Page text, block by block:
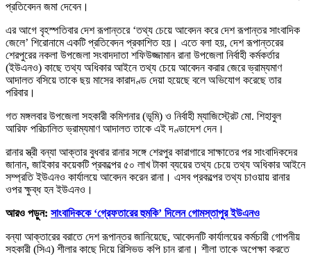
প্রতিবেদন জমা দেবেন।
এর আগে বৃহস্পতিবার দেশ রূপান্তরে ‌‘তথ্য চেয়ে আবেদন করে দেশ রূপান্তর সাংবাদিক
জেলে’ শিরোনামে একটি প্রতিবেদন প্রকাশিত হয়। এতে বলা হয়, দেশ রূপান্তরের
শেরপুরের নকলা উপজেলা সংবাদদাতা শফিউজ্জামান রানা উপজেলা নির্বাহী কর্মকর্তার
(ইউএনও) কাছে তথ্য অধিকার আইনে তথ্য চেয়ে আবেদন করার জেরে ভ্রাম্যমাণ
আদালত বসিয়ে তাকে ছয় মাসের কারাদণ্ড দেয়া হয়েছে বলে অভিযোগ করেছে তার
পরিবার।
গত মঙ্গলবার উপজেলা সহকারী কমিশনার (ভূমি) ও নির্বাহী ম্যাজিস্ট্রেট মো. শিহাবুল
আরিফ পরিচালিত ভ্রাম্যমাণ আদালত তাকে এই দণ্ডাদেশ দেন।
রানার স্ত্রী বন্যা আক্তার বুধবার রানার সঙ্গে শেরপুর কারাগারে সাক্ষাতের পর সাংবাদিকদের
জানান, জাইকার কয়েকটি প্রকল্পের ৫০ লাখ টাকা ব্যয়ের তথ্য চেয়ে তথ্য অধিকার আইনে
সম্প্রতি ইউএনও কার্যালয়ে আবেদন করেন রানা। এসব প্রকল্পের তথ্য চাওয়ায় রানার
ওপর ক্ষুব্ধ হন ইউএনও।
আরও পড়ুন: সাংবাদিককে ‘গ্রেফতারের হুমকি’ দিলেন গোমস্তাপুর ইউএনও
বন্যা আক্তারের বরাতে দেশ রূপান্তর জানিয়েছে, আবেদনটি কার্যালয়ের কর্মচারী গোপনীয়
সহকারী (সিএ) শীলার কাছে দিয়ে রিসিভড কপি চান রানা। শীলা তাকে অপেক্ষা করতে